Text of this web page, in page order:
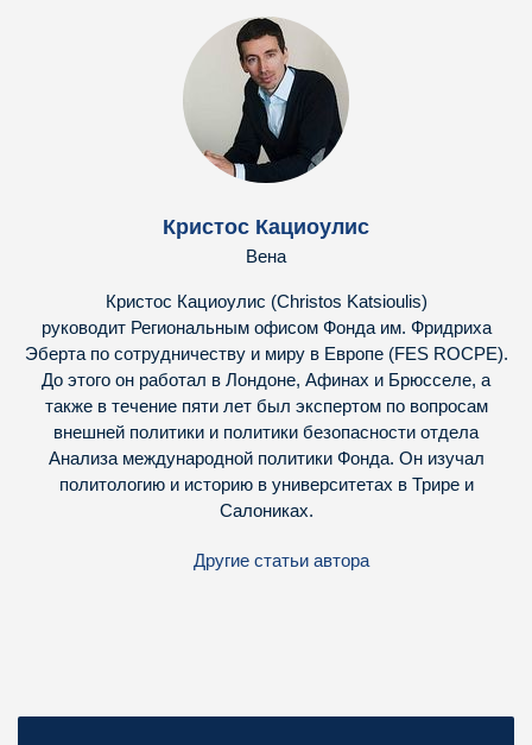
Кристос Кациоулис
Вена
Кристос Кациоулис (Christos Katsioulis)
руководит Региональным офисом Фонда им. Фридриха
Эберта по сотрудничеству и миру в Европе (FES ROCPE).
До этого он работал в Лондоне, Афинах и Брюсселе, а
также в течение пяти лет был экспертом по вопросам
внешней политики и политики безопасности отдела
Анализа международной политики Фонда. Он изучал
политологию и историю в университетах в Трире и
Салониках.
Другие статьи автора